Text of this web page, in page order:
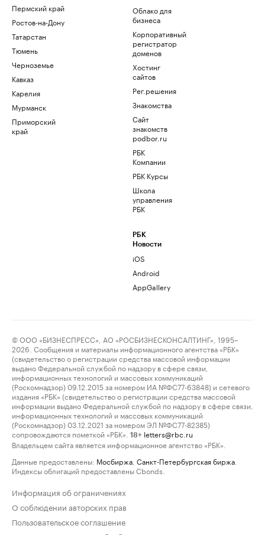
Пермский край
Ростов-на-Дону
Татарстан
Тюмень
Черноземье
Кавказ
Карелия
Мурманск
Приморский
край
Облако для
бизнеса
Корпоративный
регистратор
доменов
Хостинг
сайтов
Рег.решения
Знакомства
Сайт
знакомств
podbor.ru
РБК
Компании
РБК Курсы
Школа
управления
РБК
РБК
Новости
iOS
Android
AppGallery
© ООО «БИЗНЕСПРЕСС», АО «РОСБИЗНЕСКОНСАЛТИНГ», 1995–
2026. Сообщения и материалы информационного агентства «РБК»
(свидетельство о регистрации средства массовой информации
выдано Федеральной службой по надзору в сфере связи,
информационных технологий и массовых коммуникаций
(Роскомнадзор) 09.12.2015 за номером ИА №ФС77-63848) и сетевого
издания «РБК» (свидетельство о регистрации средства массовой
информации выдано Федеральной службой по надзору в сфере связи,
информационных технологий и массовых коммуникаций
(Роскомнадзор) 03.12.2021 за номером ЭЛ №ФС77-82385)
сопровождаются пометкой «РБК».
18+ letters@rbc.ru
Владельцем сайта является информационное агентство «РБК».
Данные предоставлены: Мосбиржа Санкт-Петербургская биржа
Индексы облигаций предоставлены Cbonds.
Информация об ограничениях
О соблюдении авторских прав
Пользовательское соглашение